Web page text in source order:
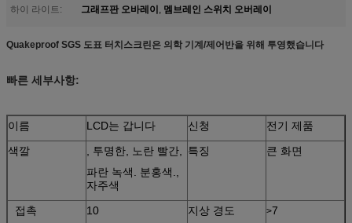
하이 라이트: 그래프판 오바레이, 멤브레인 스위치 오버레이
Quakeproof SGS 도표 터치스크린은 의학 기계/제어반을 위해 투영했습니다
빠른 세부사항:
이름 LCD는 갑니다 신청
전기 제품
색깔
, 투명한, 노란 빨간,
파란 녹색. 분홍색.,
자주색
특징 큰 화면
접촉 10 지상 경도 >7